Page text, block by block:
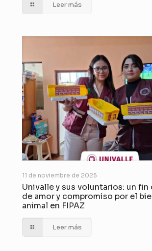
Leer más
11 de noviembre de 2025
Univalle y sus voluntarios: un fin
de amor y compromiso por el
animal en FIPAZ
Leer más